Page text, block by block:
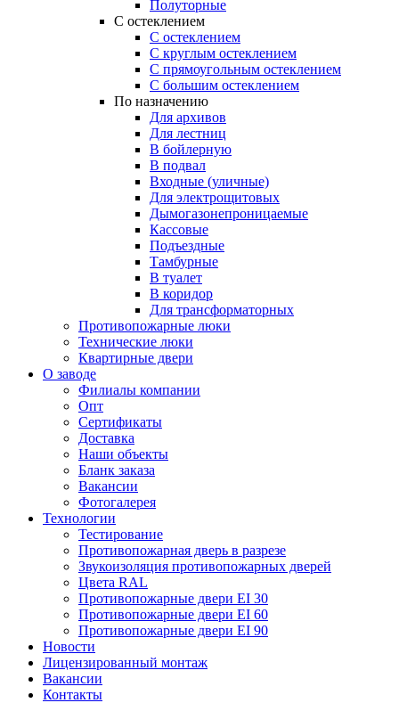
Полуторные
С остеклением
С остеклением
С круглым остеклением
С прямоугольным остеклением
С большим остеклением
По назначению
Для архивов
Для лестниц
В бойлерную
В подвал
Входные (уличные)
Для электрощитовых
Дымогазонепроницаемые
Кассовые
Подъездные
Тамбурные
В туалет
В коридор
Для трансформаторных
Противопожарные люки
Технические люки
Квартирные двери
О заводе
Филиалы компании
Опт
Сертификаты
Доставка
Наши объекты
Бланк заказа
Вакансии
Фотогалерея
Технологии
Тестирование
Противопожарная дверь в разрезе
Звукоизоляция противопожарных дверей
Цвета RAL
Противопожарные двери EI 30
Противопожарные двери EI 60
Противопожарные двери EI 90
Новости
Лицензированный монтаж
Вакансии
Контакты